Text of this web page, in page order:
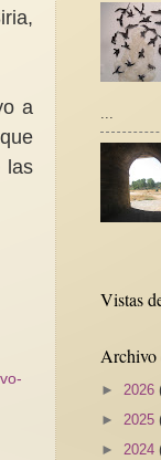
a
las
Vistas
Archivo
► 2026
► 2025
► 2024